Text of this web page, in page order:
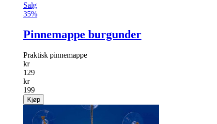
Salg
35%
Pinnemappe burgunder
Praktisk pinnemappe
kr
129
kr
199
Kjøp